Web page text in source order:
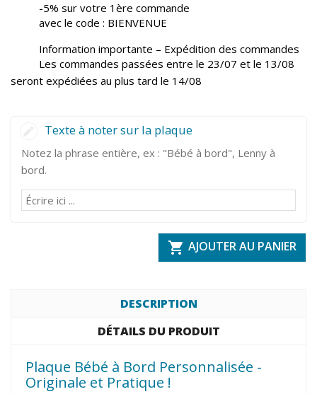
-5% sur votre 1ère commande
avec le code : BIENVENUE
Information importante – Expédition des commandes
Les commandes passées entre le 23/07 et le 13/08
seront expédiées au plus tard le 14/08
Texte à noter sur la plaque
Notez la phrase entière, ex : "Bébé à bord", Lenny à
bord.
 AJOUTER AU PANIER
DESCRIPTION
DÉTAILS DU PRODUIT
Plaque Bébé à Bord Personnalisée -
Originale et Pratique !